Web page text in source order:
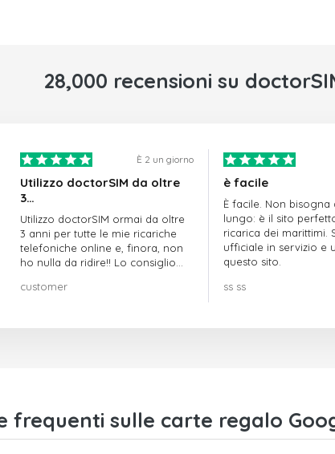
28,000 recensioni su
È 2 un giorno
Utilizzo doctorSIM da oltre
3…
Utilizzo doctorSIM ormai da oltre
3 anni per tutte le mie ricariche
telefoniche online e, finora, non
ho nulla da ridire!! Lo consiglio
customer
è facile
È facile. Non bisogna
lungo: è il sito
ricarica dei marittimi.
ufficiale in servizio e
questo sito.
ss ss
frequenti sulle carte regalo